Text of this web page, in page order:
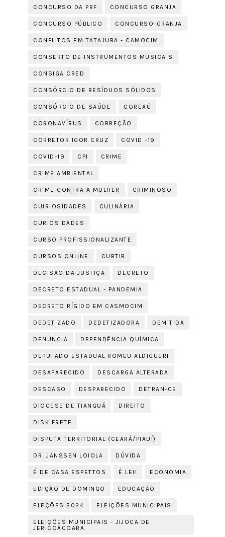
CONCURSO DA PRF CONCURSO GRANJA
CONCURSO PÚBLICO CONCURSO-GRANJA
CONFLITOS EM TATAJUBA - CAMOCIM
CONSERTO DE INSTRUMENTOS MUSICAIS
CONSIGA CRED
CONSÓRCIO DE RESÍDUOS SÓLIDOS
CONSÓRCIO DE SAÚDE COREAÚ
CORONAVÍRUS CORREÇÃO
CORRETOR IGOR CRUZ COVID -19
COVID-19 CPI CRIME
CRIME AMBIENTAL
CRIME CONTRA A MULHER CRIMINOSO
CUIRIOSIDADES CULINÁRIA
CURIOSIDADES
CURSO PROFISSIONALIZANTE
CURSOS ONLINE CURTIR
DECISÃO DA JUSTIÇA DECRETO
DECRETO ESTADUAL - PANDEMIA
DECRETO RÍGIDO EM CASMOCIM
DEDETIZADO DEDETIZADORA DEMITIDA
DENÚNCIA DEPENDÊNCIA QUÍMICA
DEPUTADO ESTADUAL ROMEU ALDIGUERI
DESAPARECIDO DESCARGA ALTERADA
DESCASO DESPARECIDO DETRAN-CE
DIOCESE DE TIANGUÁ DIREITO
DISK FRETE
DISPUTA TERRITORIAL (CEARÁ/PIAUÍ)
DR. JANSSEN LOIOLA DÚVIDA
É DE CASA ESPETTOS É LEI! ECONOMIA
EDIÇÃO DE DOMINGO EDUCAÇÃO
ELEÇÕES 2024 ELEIÇÕES MUNICIPAIS
ELEIÇÕES MUNICIPAIS - JIJOCA DE
JERICOACOARA